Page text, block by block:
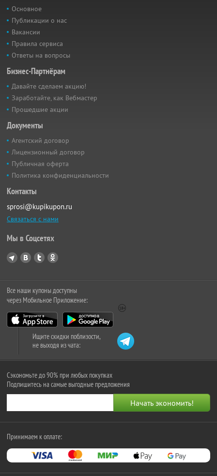
Основное
Публикации о нас
Вакансии
Правила сервиса
Ответы на вопросы
Бизнес-Партнёрам
Давайте сделаем акцию!
Заработайте, как Вебмастер
Прошедшие акции
Документы
Агентский договор
Лицензионный договор
Публичная оферта
Политика конфиденциальности
Контакты
sprosi@kupikupon.ru
Связаться с нами
Мы в Соцсетях
Все наши купоны доступны
через Мобильное Приложение:
Ищите скидки поблизости,
не выходя из чата:
Сэкономьте до 90% при любых покупках
Подпишитесь на самые выгодные предложения
Принимаем к оплате: